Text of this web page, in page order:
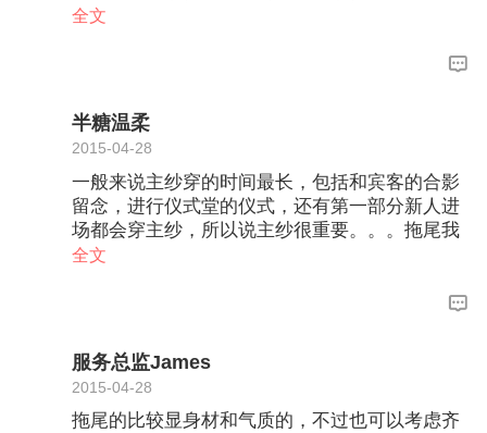
是楼楼的试穿效果，毕竟适合每个人的都不一
议，，毕竟他们比较专业，而且经验丰富。。希
全文
半糖温柔
2015-04-28
一般来说主纱穿的时间最长，包括和宾客的合影
留念，进行仪式堂的仪式，还有第一部分新人进
场都会穿主纱，所以说主纱很重要。。。拖尾我
感觉是一定要的，一方面端庄高雅，另一方面绝
全文
服务总监James
2015-04-28
拖尾的比较显身材和气质的，不过也可以考虑齐